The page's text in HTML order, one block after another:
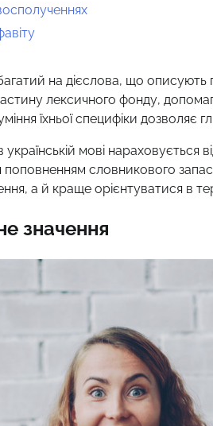
на дієслова, що
лексичного фонду,
їхньої специфіки
мові нараховується
поповненням словникового
а й краще орієнтуватися в
значення